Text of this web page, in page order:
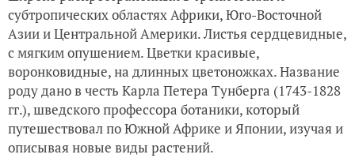
субтропических областях Африки, Юго-Восточной
Азии и Центральной Америки. Листья сердцевидные,
с мягким опушением. Цветки красивые,
воронковидные, на длинных цветоножках. Название
роду дано в честь Карла Петера Тунберга (1743-1828
гг.), шведского профессора ботаники, который
путешествовал по Южной Африке и Японии, изучая и
описывая новые виды растений.